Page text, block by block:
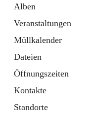
Alben
Veranstaltungen
Müllkalender
Dateien
Öffnungszeiten
Kontakte
Standorte